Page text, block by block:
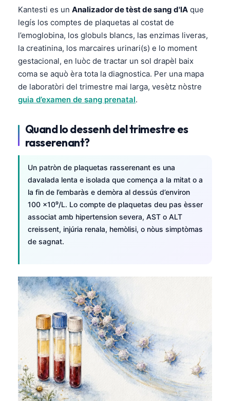
Kantesti es un Analizador de tèst de sang d'IA que
legís los comptes de plaquetas al costat de
l’emoglobina, los globuls blancs, las enzimas liveras,
la creatinina, los marcaires urinari(s) e lo moment
gestacional, en luòc de tractar un sol drapèl baix
coma se aquò èra tota la diagnostica. Per una mapa
de laboratòri del trimestre mai larga, vesètz nòstre
guia d’examen de sang prenatal.
Quand lo dessenh del trimestre es
rasserenant?
Un patròn de plaquetas rasserenant es una
davalada lenta e isolada que comença a la mitat o a
la fin de l’embaràs e demòra al dessús d’environ
100 ×10⁹/L. Lo compte de plaquetas deu pas èsser
associat amb hipertension severa, AST o ALT
creissent, injúria renala, hemòlisi, o nòus simptòmas
de sagnat.